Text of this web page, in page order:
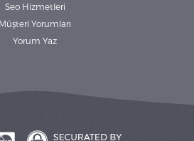
Seo Hizmetleri
Müşteri Yorumları
Yorum Yaz